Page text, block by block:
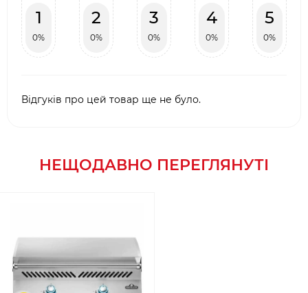
1
0%
2
0%
3
0%
4
0%
5
0%
Відгуків про цей товар ще не було.
НЕЩОДАВНО ПЕРЕГЛЯНУТІ